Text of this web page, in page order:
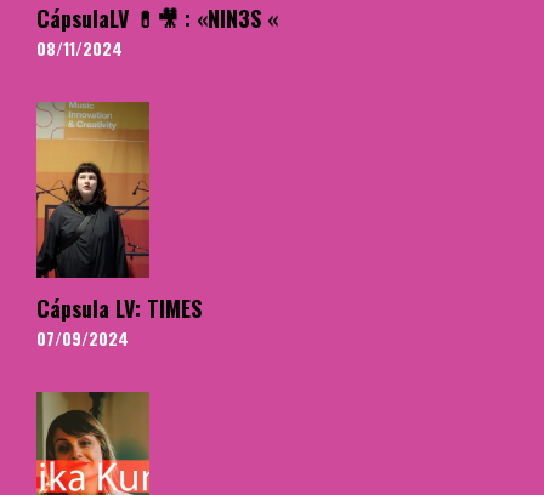
CápsulaLV 💊🎥 : «NIN3S «
08/11/2024
Cápsula LV: TIMES
07/09/2024